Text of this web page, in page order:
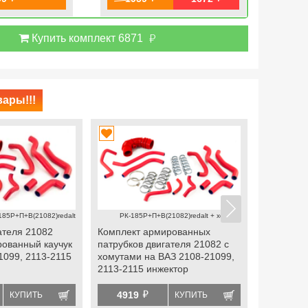
Купить комплект 6871 й
21082
каучук
2113-2115
КУПИТЬ
РК-185Р+П+В(21082)redalt + хомуты
Комплект армированных
патрубков двигателя 21082 с
хомутами на ВАЗ 2108-21099,
2113-2115 инжектор
4919 й КУПИТЬ